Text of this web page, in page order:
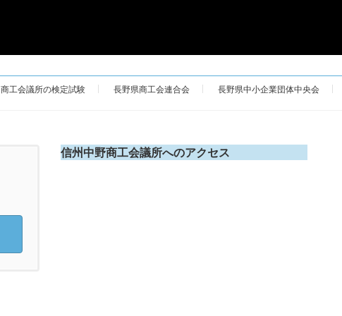
商工会議所の検定試験 長野県商工会連合会 長野県中小企業団体中央会
信州中野商工会議所へのアクセス